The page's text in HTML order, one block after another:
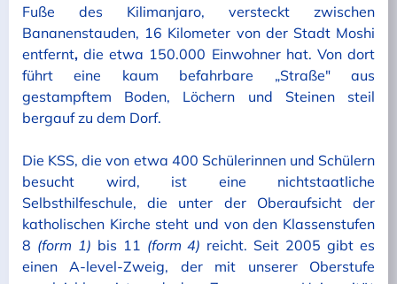
Fuße des Kilimanjaro, versteckt zwischen
Bananenstauden, 16 Kilometer von der Stadt Moshi
entfernt,die etwa 150.000 Einwohner hat. Von dort
führt eine kaum befahrbare „Straße" aus
gestampftem Boden, Löchern und Steinen steil
bergauf zu dem Dorf.
Die KSS, die von etwa 400 Schülerinnen und Schülern
besucht wird, ist eine nichtstaatliche
Selbsthilfeschule, die unter der Oberaufsicht der
katholischen Kirche steht und von den Klassenstufen
8 (form 1) bis 11 (form 4) reicht. Seit 2005 gibt es
einen A-level-Zweig, der mit unserer Oberstufe